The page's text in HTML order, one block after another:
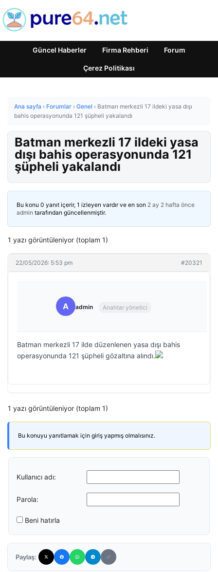
Güncel Haberler Firma Rehberi Forum
Çerez Politikası
Ana sayfa › Forumlar › Genel › Batman merkezli 17 ildeki yasa dışı
bahis operasyonunda 121 şüpheli yakalandı
Batman merkezli 17 ildeki yasa
dışı bahis operasyonunda 121
şüpheli yakalandı
Bu konu 0 yanıt içerir, 1 izleyen vardır ve en son 2 ay 2 hafta önce
admin tarafından güncellenmiştir.
1 yazı görüntüleniyor (toplam 1)
22/05/2026: 5:53 pm #20321
A admin Anahtar yönetici
Batman merkezli 17 ilde düzenlenen yasa dışı bahis
operasyonunda 121 şüpheli gözaltına alındı.
1 yazı görüntüleniyor (toplam 1)
Bu konuyu yanıtlamak için giriş yapmış olmalısınız.
Kullanıcı adı:
Parola:
Beni hatırla
Paylaş: